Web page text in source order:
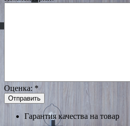
Оценка: *
Гарантия качества на товар